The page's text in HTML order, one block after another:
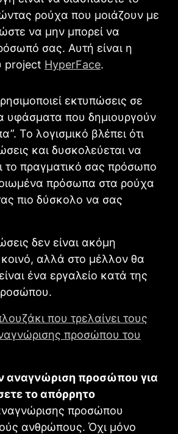
ρούχα που μοιάζουν με
να μην μπορεί να
σας. Αυτή είναι η
project HyperFace.
εκτυπώσεις σε
υφάσματα που δημιουργούν
Το λογισμικό βλέπει ότι
και δυσκολεύεται να
το πραγματικό σας πρόσωπο
πρόσωπα στα ρούχα
πιο δύσκολο να σας
δεν είναι ακόμη
κοινό, αλλά στο μέλλον θα
ένα εργαλείο κατά της
που τρελαίνει τους
προσώπου του
αναγνώριση προσώπου για
το απόρρητο
προσώπου
ανθρώπους. Όχι μόνο